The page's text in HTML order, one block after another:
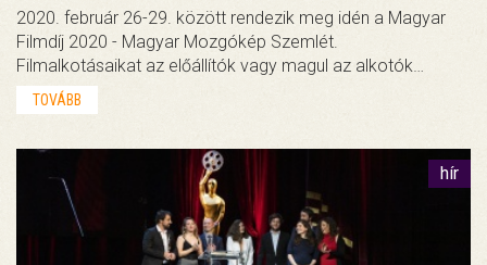
2020. február 26-29. között rendezik meg idén a Magyar
Filmdíj 2020 - Magyar Mozgókép Szemlét.
Filmalkotásaikat az előállítók vagy magul az alkotók…
TOVÁBB
hír